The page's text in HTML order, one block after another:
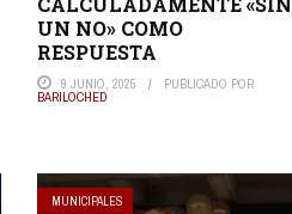
UN NO» COMO
RESPUESTA
9 JUNIO, 2025 PUBLICADO POR
BARILOCHED
MUNICIPALES